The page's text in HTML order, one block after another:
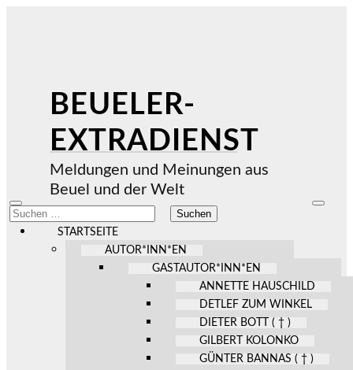
BEUELER-
EXTRADIENST
Meldungen und Meinungen aus
Beuel und der Welt
Mobile-
Menü
ein-/ausblenden
Suchen
nach:
STARTSEITE
AUTOR*INN*EN
GASTAUTOR*INN*EN
ANNETTE HAUSCHILD
DETLEF ZUM WINKEL
DIETER BOTT ( † )
GILBERT KOLONKO
GÜNTER BANNAS ( † )